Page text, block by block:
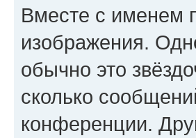
Вместе с именем
изображения.
обычно это
сколько
конференции.